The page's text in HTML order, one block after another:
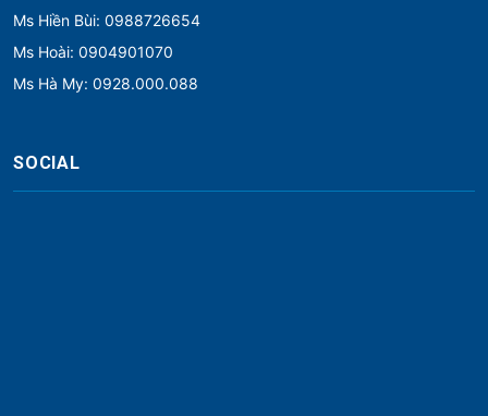
Ms Hiền Bùi: 0988726654
Ms Hoài: 0904901070
Ms Hà My: 0928.000.088
SOCIAL